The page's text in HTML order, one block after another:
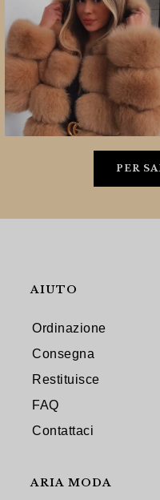
PER
AIUTO
Ordinazione
Consegna
Restituisce
FAQ
Contattaci
ARIA MODA